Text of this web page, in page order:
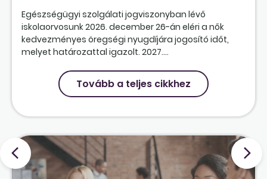
Egészségügyi szolgálati jogviszonyban lévő
iskolaorvosunk 2026. december 26-án eléri a nők
kedvezményes öregségi nyugdíjára jogosító időt,
melyet határozattal igazolt. 2027....
Tovább a teljes cikkhez